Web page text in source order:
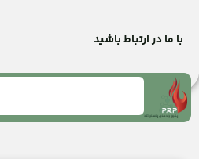
با ما در ارتباط باشید